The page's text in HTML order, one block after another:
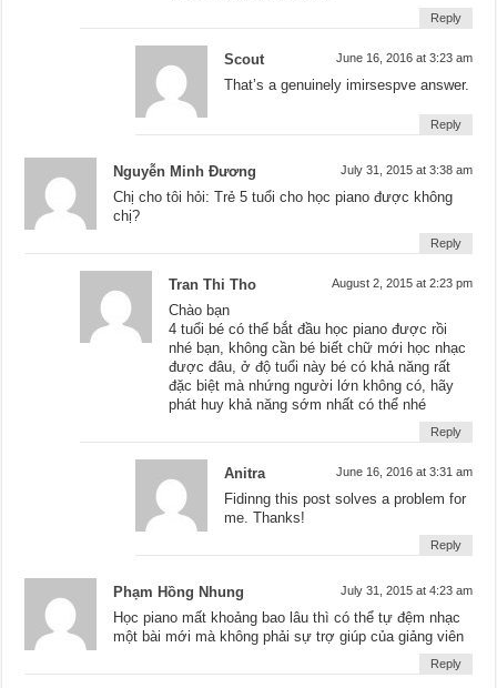
Reply
Scout June 16, 2016 at 3:23 am
That’s a genuinely imirsespve answer.
Reply
Nguyễn Minh Đương July 31, 2015 at 3:38 am
Chị cho tôi hỏi: Trẻ 5 tuổi cho học piano được không
chị?
Reply
Tran Thi Tho August 2, 2015 at 2:23 pm
Chào bạn
4 tuổi bé có thể bắt đầu học piano được rồi
nhé bạn, không cần bé biết chữ mới học nhạc
được đâu, ở độ tuổi này bé có khả năng rất
đặc biệt mà nhứng người lớn không có, hãy
phát huy khả năng sớm nhất có thể nhé
Reply
Anitra June 16, 2016 at 3:31 am
Fidinng this post solves a problem for
me. Thanks!
Reply
Phạm Hồng Nhung July 31, 2015 at 4:23 am
Học piano mất khoảng bao lâu thì có thể tự đệm nhạc
một bài mới mà không phải sự trợ giúp của giảng viên
Reply